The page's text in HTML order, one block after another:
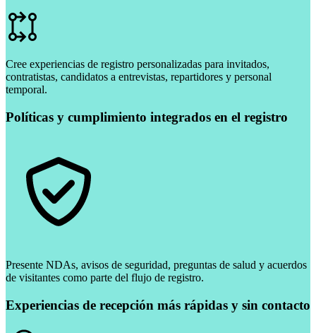
Cree experiencias de registro personalizadas para invitados,
contratistas, candidatos a entrevistas, repartidores y personal
temporal.
Políticas y cumplimiento integrados en el registro
Presente NDAs, avisos de seguridad, preguntas de salud y acuerdos
de visitantes como parte del flujo de registro.
Experiencias de recepción más rápidas y sin contacto